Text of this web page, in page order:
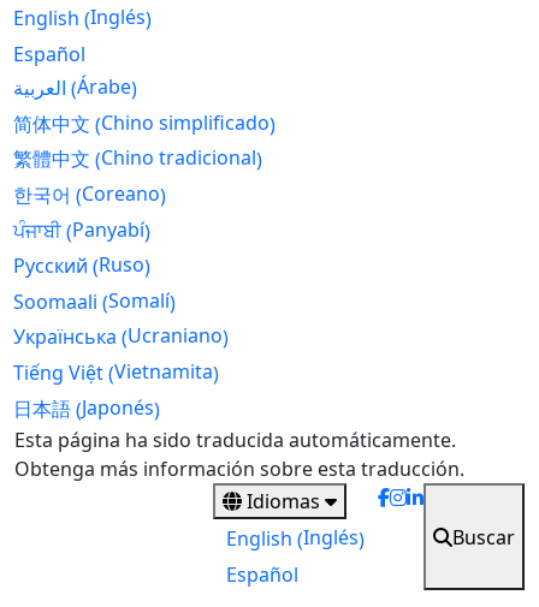
English (Inglés)
Español
العربية (Árabe)
简体中文 (Chino simplificado)
繁體中文 (Chino tradicional)
한국어 (Coreano)
ਪੰਜਾਬੀ(Panyabí)
Русский (Ruso)
Soomaali (Somalí)
Українська (Ucraniano)
Tiếng Việt(Vietnamita)
日本語(Japonés)
Skip
to
Esta página ha sido traducida automáticamente.
Obtenga más información sobre esta traducción.
Idiomas
English (Inglés)
Español
Buscar